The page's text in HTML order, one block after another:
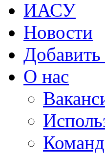
ИАСУ
Новости
Добавить
О нас